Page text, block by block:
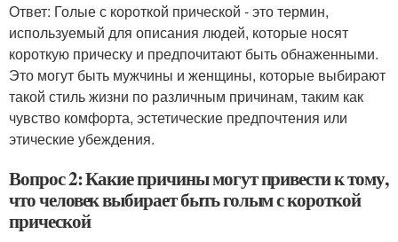
Ответ: Голые с короткой прической - это термин,
используемый для описания людей, которые носят
короткую прическу и предпочитают быть обнаженными.
Это могут быть мужчины и женщины, которые выбирают
такой стиль жизни по различным причинам, таким как
чувство комфорта, эстетические предпочтения или
этические убеждения.
Вопрос 2: Какие причины могут привести к тому,
что человек выбирает быть голым с короткой
прической